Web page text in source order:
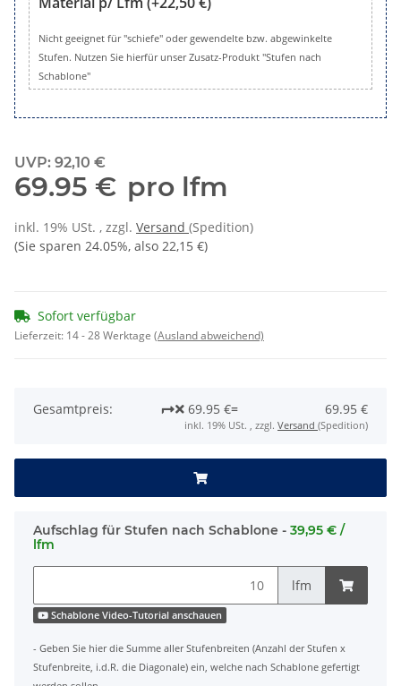
Zusätzlich: Gesamte rechtwinklige Stufe in Breite und
Nicht geeignet für "schiefe" oder gewendelte bzw. abgewinkelte
Stufen. Nutzen Sie hierfür unser Zusatz-Produkt "Stufen nach
Schablone"
UVP: 92,10 €
69.95 € pro lfm
inkl. 19% USt. , zzgl. Versand (Spedition)
(Sie sparen 24.05%, also 22,15 €)
Sofort verfügbar
Lieferzeit: 14 - 28 Werktage (Ausland abweichend)
Gesamtpreis: 69.95 €= 69.95 €
inkl. 19% USt. , zzgl. Versand (Spedition)
Aufschlag für Stufen nach Schablone - 39,95 € /
lfm
lfm
Schablone Video-Tutorial anschauen
- Geben Sie hier die Summe aller Stufenbreiten (Anzahl der Stufen x
Stufenbreite, i.d.R. die Diagonale) ein, welche nach Schablone gefertigt